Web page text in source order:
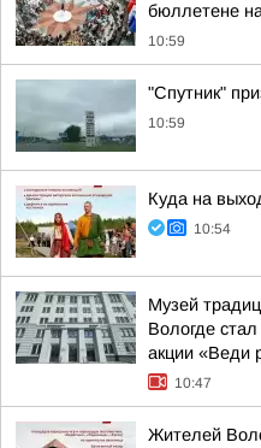
бюллетене
10:59
"Спутник"
10:59
Куда на
10:54
Музей
Вологде
акции «Веди
10:47
Жителей